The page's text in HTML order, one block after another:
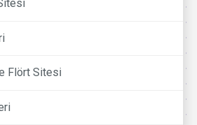
Flört Sitesi